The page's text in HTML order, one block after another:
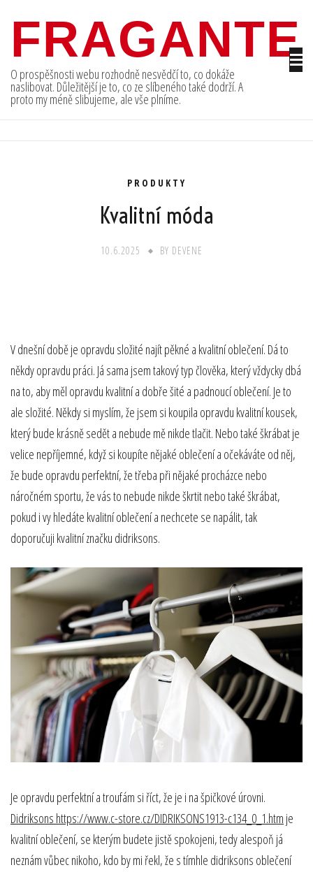
contentFRAGANTE
O prospěšnosti webu rozhodně nesvědčí to, co dokáže
naslibovat. Důležitější je to, co ze slíbeného také dodrží. A
proto my méně slibujeme, ale vše plníme.
PRODUKTY
Kvalitní móda
10.6.2025 BY DEVENE
V dnešní době je opravdu složité najít pěkné a kvalitní oblečení. Dá to
někdy opravdu práci. Já sama jsem takový typ člověka, který vždycky dbá
na to, aby měl opravdu kvalitní a dobře šité a padnoucí oblečení. Je to
ale složité. Někdy si myslím, že jsem si koupila opravdu kvalitní kousek,
který bude krásně sedět a nebude mě nikde tlačit. Nebo také škrábat je
velice nepříjemné, když si koupíte nějaké oblečení a očekáváte od něj,
že bude opravdu perfektní, že třeba při nějaké procházce nebo
náročném sportu, že vás to nebude nikde škrtit nebo také škrábat,
pokud i vy hledáte kvalitní oblečení a nechcete se napálit, tak
doporučuji kvalitní značku didriksons.
Je opravdu perfektní a troufám si říct, že je i na špičkové úrovni.
Didriksons https://www.c-store.cz/DIDRIKSONS1913-c134_0_1.htm je
kvalitní oblečení, se kterým budete jistě spokojeni, tedy alespoň já
neznám vůbec nikoho, kdo by mi řekl, že s tímhle didriksons oblečení